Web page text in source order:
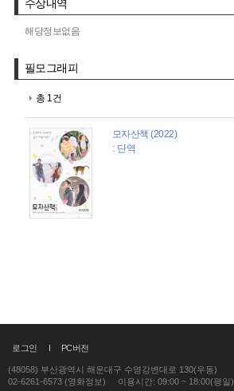
수상내역
해당정보없음
필모그래피
총 1건
모자산책 (2022)
: 단역
로그인 PC버전
(48058) 부산광역시 해운대구 수영강변대로 130(우동)
02-6261-6573 (영화정보)
이용시간: 09:00 ~ 18:00(평일)